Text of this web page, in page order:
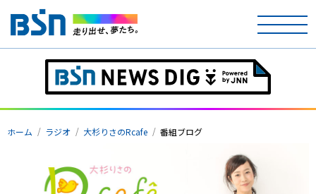
ホーム
テレビ
ラジオ
アナウンサー
ホーム ラジオ 大杉りさのRcafe 番組ブログ